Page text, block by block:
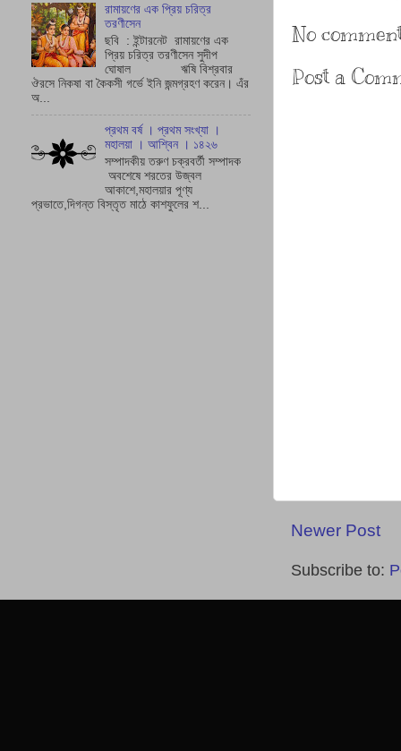
No
Post a
Newer Post
Subscribe to:
রামায়ণের এক প্রিয় চরিত্র
তরণীসেন
ছবি : ইন্টারনেট রামায়ণের এক
প্রিয় চরিত্র তরণীসেন সুদীপ
ঘোষাল ঋষি বিশ্রবার
ঔরসে নিকষা বা কৈকসী গর্ভে ইনি জন্মগ্রহণ করেন। এঁর
অ...
প্রথম বর্ষ । প্রথম সংখ্যা ।
মহালয়া । আশ্বিন । ১৪২৬
সম্পাদকীয় তরুণ চক্রবর্তী সম্পাদক
অবশেষে শরতের উজ্বল
আকাশে,মহালয়ার পূণ্য
প্রভাতে,দিগন্ত বিস্তৃত মাঠে কাশফুলের শ...